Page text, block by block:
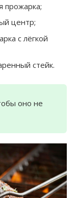
прожарка;
центр;
с лёгкой
стейк.
оно не